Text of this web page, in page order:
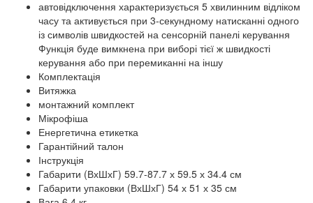
автовідключення характеризується 5 хвилинним відліком
часу та активується при 3-секундному натисканні одного
із символів швидкостей на сенсорній панелі керування
Функція буде вимкнена при виборі тієї ж швидкості
керування або при перемиканні на іншу
Комплектація
Витяжка
монтажний комплект
Мікрофіша
Енергетична етикетка
Гарантійний талон
Інструкція
Габарити (ВхШхГ) 59.7-87.7 х 59.5 х 34.4 см
Габарити упаковки (ВхШхГ) 54 х 51 х 35 см